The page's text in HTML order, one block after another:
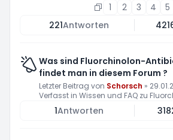
1 2 3 4
5
221Antworten
Was sind Fluorchinolon-
findet man in diesem Forum ?
Letzter Beitrag von Schorsch »
Verfasst in Wissen und FAQ zu
1Antworten